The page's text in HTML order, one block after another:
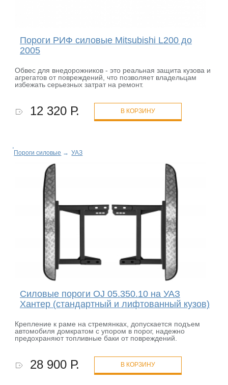
Пороги РИФ силовые Mitsubishi L200 до
2005
Обвес для внедорожников - это реальная защита кузова и
агрегатов от повреждений, что позволяет владельцам
избежать серьезных затрат на ремонт.
12 320 Р. В КОРЗИНУ
Пороги силовые → УАЗ
Силовые пороги OJ 05.350.10 на УАЗ
Хантер (стандартный и лифтованный кузов)
Крепление к раме на стремянках, допускается подъем
автомобиля домкратом с упором в порог, надежно
предохраняют топливные баки от повреждений.
28 900 Р. В КОРЗИНУ